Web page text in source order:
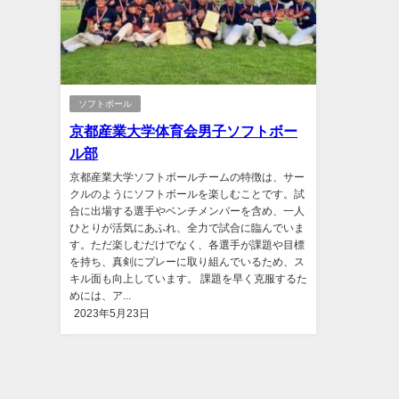
ソフトボール
京都産業大学体育会男子ソフトボー
ル部
京都産業大学ソフトボールチームの特徴は、サー
クルのようにソフトボールを楽しむことです。試
合に出場する選手やベンチメンバーを含め、一人
ひとりが活気にあふれ、全力で試合に臨んでいま
す。ただ楽しむだけでなく、各選手が課題や目標
を持ち、真剣にプレーに取り組んでいるため、ス
キル面も向上しています。 課題を早く克服するた
めには、ア...
2023年5月23日